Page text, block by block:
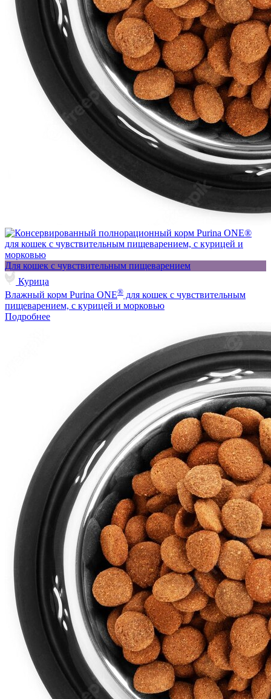
Для кошек с чувствительным пищеварением
Курица
Влажный корм Purina ONE® для кошек с чувствительным
пищеварением, с курицей и морковью
Подробнее